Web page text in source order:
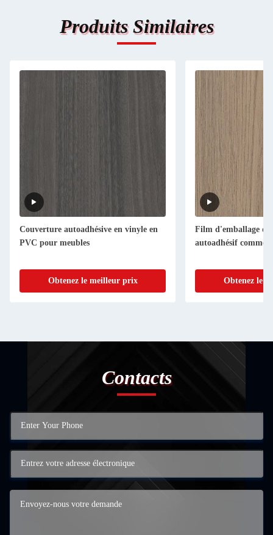
Produits Similaires
Couverture autoadhésive en vinyle en
PVC pour meubles
Obtenez le meilleur prix
Film d'emballage de
autoadhésif
Obtenez le
Contacts